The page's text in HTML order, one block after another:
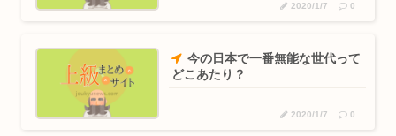
2020/1/7 0
今の日本で一番無能な世代って
どこあたり？
2020/1/7 0